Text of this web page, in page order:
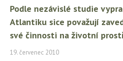
Podle nezávislé studie
Atlantiku sice považují
své činnosti na životní
19. červenec 2010